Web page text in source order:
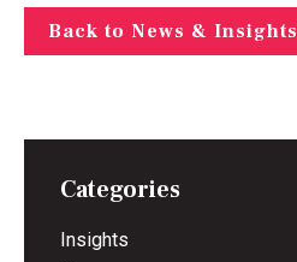
Back to News & Insights
Categories
Insights